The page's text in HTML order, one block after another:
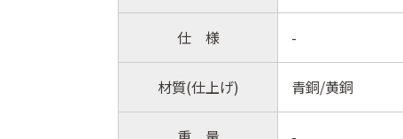
仕 様 -
材質(仕上げ) 青銅/黄銅